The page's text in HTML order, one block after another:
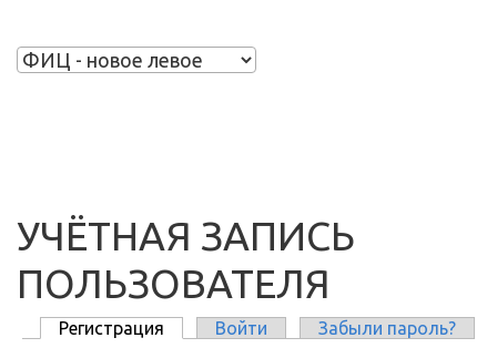
УЧЁТНАЯ ЗАПИСЬ
ПОЛЬЗОВАТЕЛЯ
Регистрация (активная вкладка)
Войти Забыли пароль?